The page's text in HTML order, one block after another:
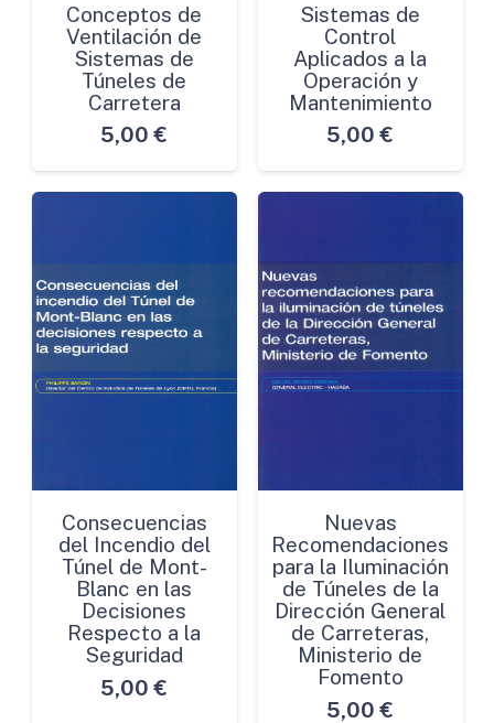
Conceptos de
Ventilación de
Sistemas de
Túneles de
Carretera
5,00 €
Sistemas de
Control
Aplicados a la
Operación y
Mantenimiento
5,00 €
Consecuencias
del Incendio del
Túnel de Mont-
Blanc en las
Decisiones
Respecto a la
Seguridad
5,00 €
Nuevas
Recomendaciones
para la Iluminación
de Túneles de la
Dirección General
de Carreteras,
Ministerio de
Fomento
5,00 €